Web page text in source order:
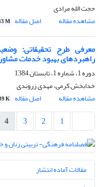
حجت الله مرادی
مشاهده مقاله
اصل مقاله M
معرفی طرح تحقیقاتی:
راهبردهای بهبود خدمات
دوره 1، شماره 1، تابستان 1384
خدابخش کرمی، مهدی زروندی
مشاهده مقاله
اصل مقاله K
1
2
3
4
مقالات آماده انتشار